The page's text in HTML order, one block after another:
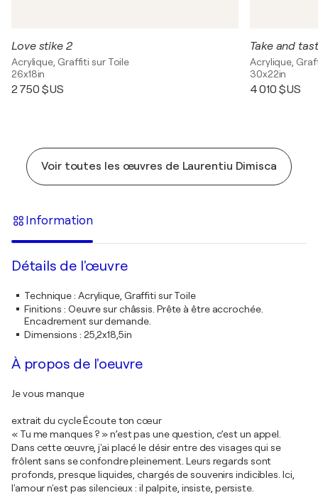
Love stike 2
Acrylique, Graffiti sur Toile
26x18in
2 750 $US
Take and
Acrylique,
30x22in
4 010 $US
Voir toutes les œuvres de Laurentiu Dimisca
Information
Détails de l'œuvre
Technique: Acrylique, Graffiti sur Toile
Finitions : Oeuvre sur châssis. Prête à être accrochée.
Encadrement sur demande.
Dimensions : 25,2x18,5in
À propos de l'oeuvre
Je vous manque
extrait du cycle Écoute ton cœur
« Tu me manques ? » n’est pas une question, c’est un appel.
Dans cette œuvre, j'ai placé le désir entre des visages qui se
frôlent sans se confondre pleinement. Leurs regards sont
profonds, presque liquides, chargés de souvenirs indicibles. Ici,
l'amour n'est pas silencieux : il palpite, insiste, persiste.